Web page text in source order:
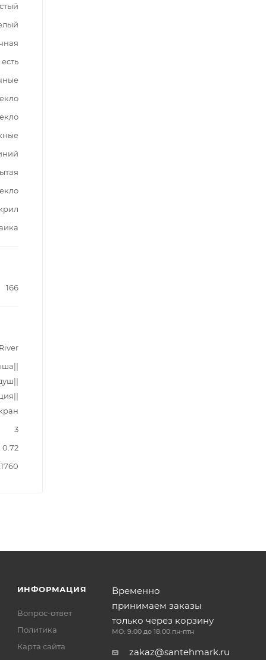
есть
166
River
3
0.72
ИНФОРМАЦИЯ
Вопрос-ответ
Политика
Карта сайта
Временно
принимаем заказы
только через корзину
МО: 9:00 до 18:00 пн-птн
zakaz@santehmark.ru